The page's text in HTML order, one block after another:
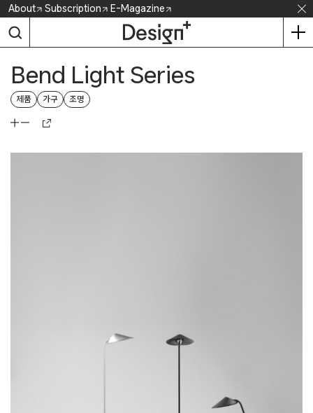
Skip
content
About Subscription E-Magazine
Bend Light Series
제품 가구 조명